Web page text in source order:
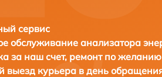
сервис
обслуживание анализатора
за наш счет, ремонт по желанию
выезд курьера в день